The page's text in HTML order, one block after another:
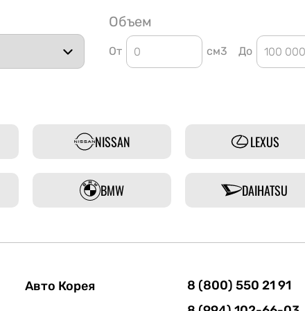
Объем
От см3 До
NISSAN LEXUS
BMW DAIHATSU
Авто Корея
8 (800) 550 21 91